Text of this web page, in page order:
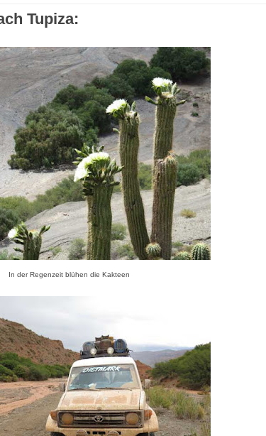
Tupiza:
In der Regenzeit blühen die Kakteen